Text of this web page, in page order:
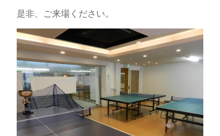
是非、ご来場ください。